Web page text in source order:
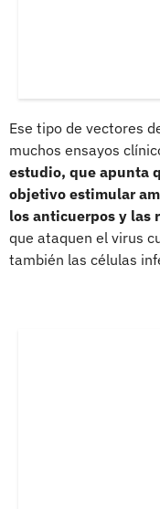
Ese tipo de vectores
muchos ensayos
estudio, que apunta
objetivo estimular
los anticuerpos y las
que ataquen el virus
también las células